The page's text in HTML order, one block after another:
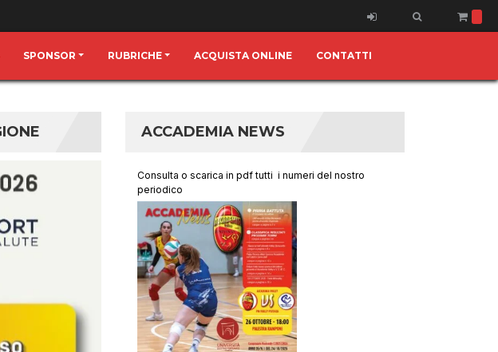
SPONSOR RUBRICHE ACQUISTA ONLINE CONTATTI
ACCADEMIA NEWS
Consulta o scarica in pdf tutti i numeri del nostro
periodico